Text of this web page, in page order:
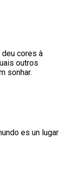
deu cores à
outros
sonhar.
es un lugar